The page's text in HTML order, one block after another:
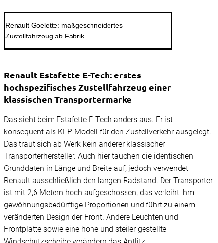
Renault Goelette: maßgeschneidertes
Zustellfahrzeug ab Fabrik.
Renault Estafette E-Tech: erstes
hochspezifisches Zustellfahrzeug einer
klassischen Transportermarke
Das sieht beim Estafette E-Tech anders aus. Er ist
konsequent als KEP-Modell für den Zustellverkehr ausgelegt.
Das traut sich ab Werk kein anderer klassischer
Transporterhersteller. Auch hier tauchen die identischen
Grunddaten in Länge und Breite auf, jedoch verwendet
Renault ausschließlich den langen Radstand. Der Transporter
ist mit 2,6 Metern hoch aufgeschossen, das verleiht ihm
gewöhnungsbedürftige Proportionen und führt zu einem
veränderten Design der Front. Andere Leuchten und
Frontplatte sowie eine hohe und steiler gestellte